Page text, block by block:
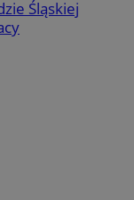
Śląskiej